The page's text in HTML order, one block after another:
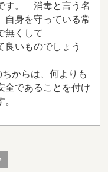
す。 消毒と言う名
自身を守っている常
無くして
良いものでしょう
ちからは、何よりも
全であることを付け